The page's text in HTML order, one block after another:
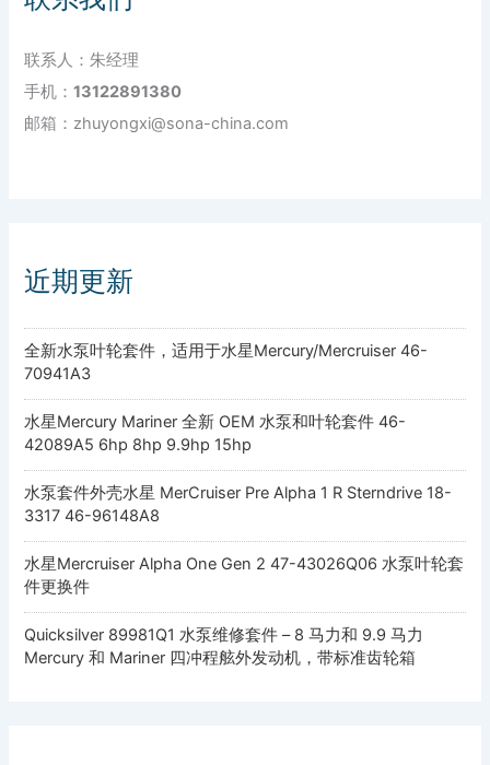
联系人：朱经理
手机：13122891380
邮箱：zhuyongxi@sona-china.com
近期更新
全新水泵叶轮套件，适用于水星Mercury/Mercruiser 46-
70941A3
水星Mercury Mariner 全新 OEM 水泵和叶轮套件 46-
42089A5 6hp 8hp 9.9hp 15hp
水泵套件外壳水星 MerCruiser Pre Alpha 1 R Sterndrive 18-
3317 46-96148A8
水星Mercruiser Alpha One Gen 2 47-43026Q06 水泵叶轮套
件更换件
Quicksilver 89981Q1 水泵维修套件 – 8 马力和 9.9 马力
Mercury 和 Mariner 四冲程舷外发动机，带标准齿轮箱